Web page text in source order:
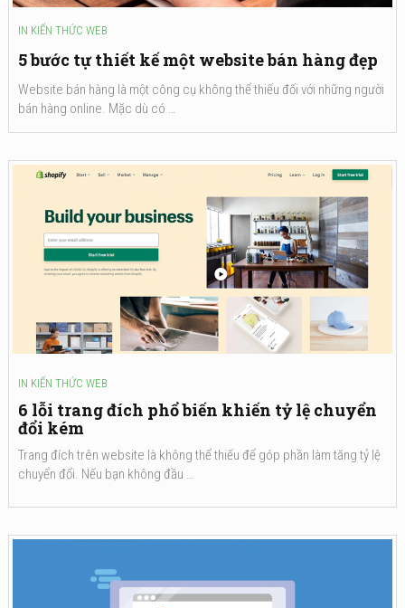
IN KIẾN THỨC WEB
5 bước tự thiết kế một website bán hàng đẹp
Website bán hàng là một công cụ không thể thiếu đối với những người
bán hàng online. Mặc dù có …
IN KIẾN THỨC WEB
6 lỗi trang đích phổ biến khiến tỷ lệ chuyển
đổi kém
Trang đích trên website là không thể thiếu để góp phần làm tăng tỷ lệ
chuyển đổi. Nếu bạn không đầu …